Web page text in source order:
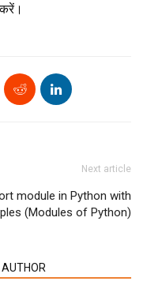
Next article
module in Python with
(Modules of Python)
AUTHOR